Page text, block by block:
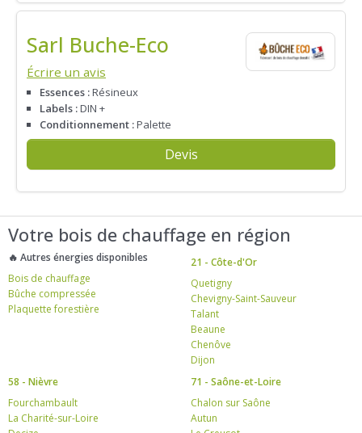
Sarl Buche-Eco
Écrire un avis
Essences :Résineux
Labels :DIN +
Conditionnement :Palette
Devis
Votre bois de chauffage en région
🔥 Autres énergies disponibles
Bois de chauffage
Bûche compressée
Plaquette forestière
21 - Côte-d'Or
Quetigny
Chevigny-Saint-Sauveur
Talant
Beaune
Chenôve
Dijon
58 - Nièvre
Fourchambault
La Charité-sur-Loire
71 - Saône-et-Loire
Chalon sur Saône
Autun